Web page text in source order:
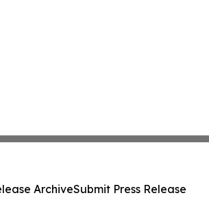
ArchiveSubmit Press Release